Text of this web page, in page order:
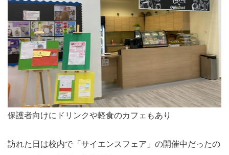
保護者向けにドリンクや軽食のカフェもあり
訪れた日は校内で「サイエンスフェア」の開催中だったの